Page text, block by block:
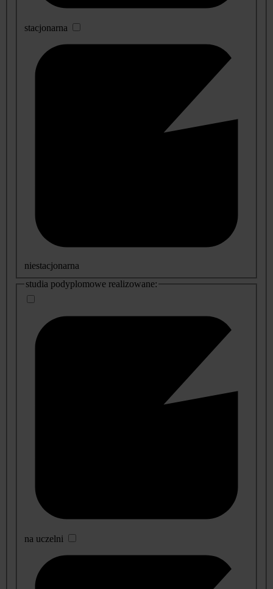
stacjonarna
niestacjonarna
studia podyplomowe realizowane:
na uczelni